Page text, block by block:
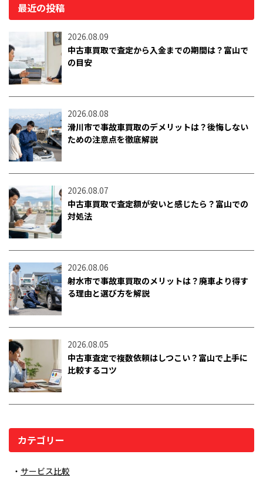
最近の投稿
2026.08.09
中古車買取で査定から入金までの期間は？富山で
の目安
2026.08.08
滑川市で事故車買取のデメリットは？後悔しない
ための注意点を徹底解説
2026.08.07
中古車買取で査定額が安いと感じたら？富山での
対処法
2026.08.06
射水市で事故車買取のメリットは？廃車より得す
る理由と選び方を解説
2026.08.05
中古車査定で複数依頼はしつこい？富山で上手に
比較するコツ
カテゴリー
サービス比較